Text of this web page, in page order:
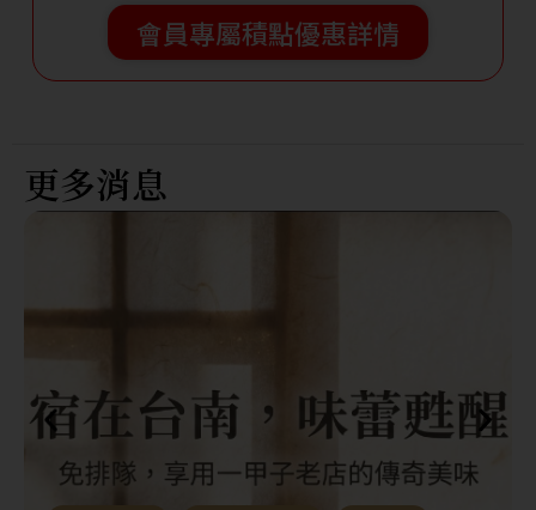
會員專屬積點優惠詳情
更多消息